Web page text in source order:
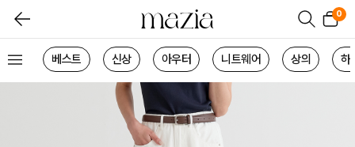
0
베스트 신상 아우터 니트웨어 상의 하